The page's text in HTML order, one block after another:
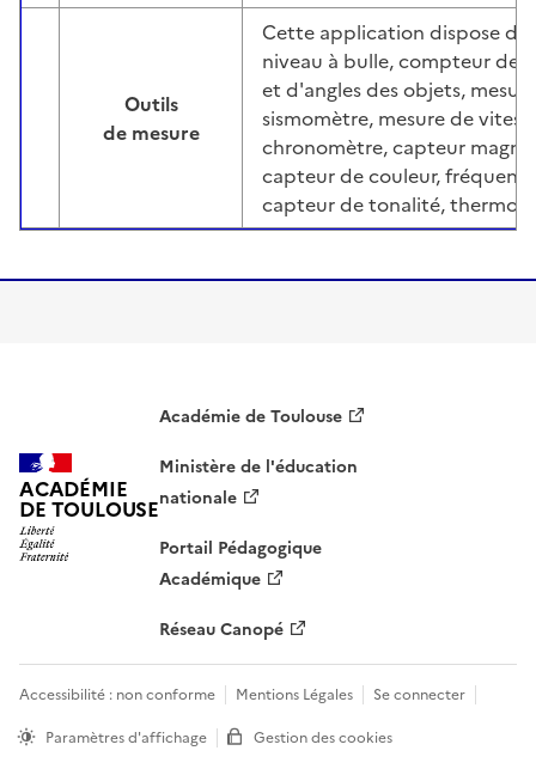
Outils
de mesure
Cette application dispose
niveau à bulle, compteur de
et d'angles des objets,
sismomètre, mesure de
chronomètre, capteur
capteur de couleur,
capteur de tonalité,
ACADÉMIE
DE TOULOUSE
Académie de Toulouse
Ministère de l'éducation
nationale
Portail Pédagogique
Académique
Réseau Canopé
Accessibilité : non conforme Mentions Légales
Se connecter
Paramètres d'affichage
Gestion des cookies